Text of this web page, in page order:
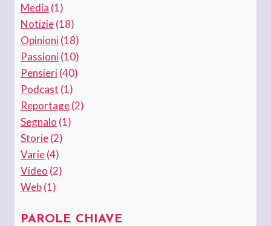
Media (1)
Notizie(18)
Opinioni(18)
Passioni(10)
Pensieri(40)
Podcast (1)
Reportage(2)
Segnalo (1)
Storie(2)
Varie(4)
Video (2)
Web(1)
PAROLE CHIAVE